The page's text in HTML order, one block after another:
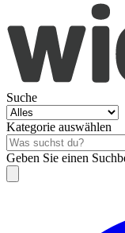
Suche
Kategorie auswählen
Geben Sie einen